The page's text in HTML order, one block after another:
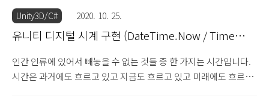
Unity3D/C# 2020. 10. 25.
유니티 디지털 시계 구현 (DateTime.Now / Time
인간 인류에 있어서 빼놓을 수 없는 것들 중 한 가지는 시간입니다.
시간은 과거에도 흐르고 있고 지금도 흐르고 있고 미래에도 흐르고